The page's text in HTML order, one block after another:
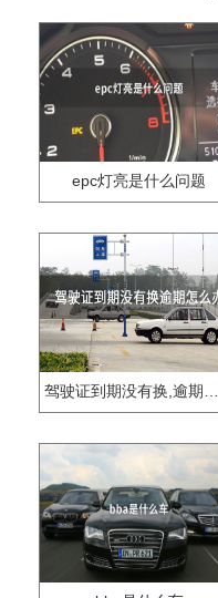
epc灯亮是什么问题
驾驶证到期没有换,逾期怎么办??